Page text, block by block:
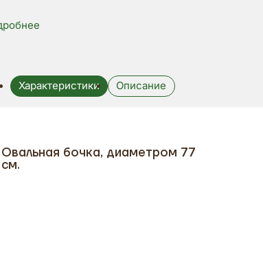
Характеристики Описание
Овальная бочка, диаметром 77
см.